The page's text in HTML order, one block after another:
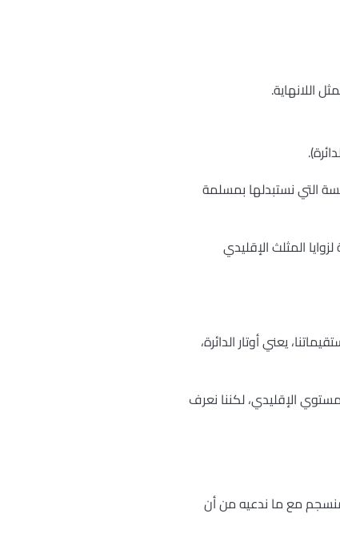
اللانهاية.
التي نستبدلها بمسلمة
المثلث الإقليدي
يعني أوتار الدائرة،
الإقليدي، لكننا نعرف
منسجم مع ما ندعيه من أن